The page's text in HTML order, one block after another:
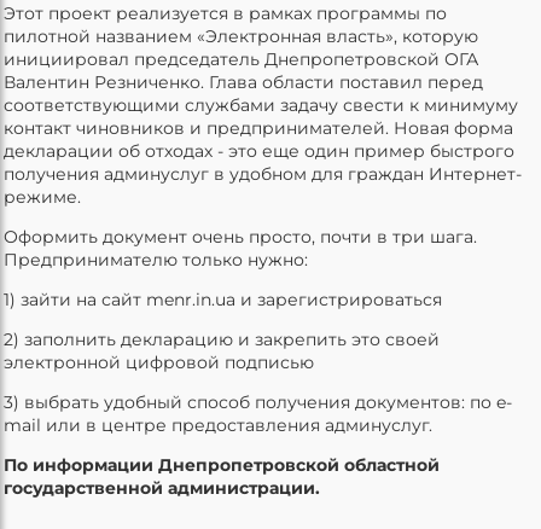
Этот проект реализуется в рамках программы по
пилотной названием «Электронная власть», которую
инициировал председатель Днепропетровской ОГА
Валентин Резниченко. Глава области поставил перед
соответствующими службами задачу свести к минимуму
контакт чиновников и предпринимателей. Новая форма
декларации об отходах - это еще один пример быстрого
получения админуслуг в удобном для граждан Интернет-
режиме.
Оформить документ очень просто, почти в три шага.
Предпринимателю только нужно:
1) зайти на сайт menr.in.ua и зарегистрироваться
2) заполнить декларацию и закрепить это своей
электронной цифровой подписью
3) выбрать удобный способ получения документов: по e-
mail или в центре предоставления админуслуг.
По информации Днепропетровской областной
государственной администрации.